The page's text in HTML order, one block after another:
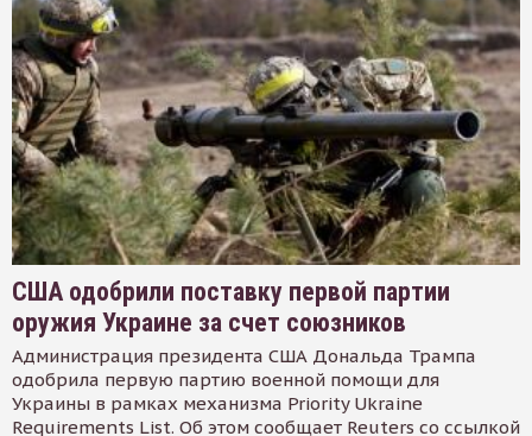
США одобрили поставку первой партии
оружия Украине за счет союзников
Администрация президента США Дональда Трампа
одобрила первую партию военной помощи для
Украины в рамках механизма Priority Ukraine
Requirements List. Об этом сообщает Reuters со ссылкой